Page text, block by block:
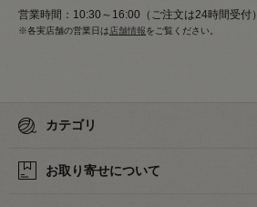
営業時間：10:30～16:00（ご注文は24時間受付）
※各実店舗の営業日は 店舗情報をご覧ください。
カテゴリ
お取り寄せについて